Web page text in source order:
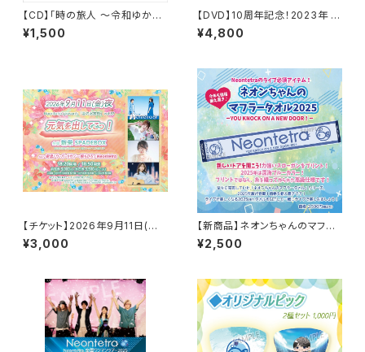
【CD】「時の旅人 ～令和ゆかり
の地・太宰府のうた～」
¥1,500
【DVD】10周年記念！2023年 東
京ワンマンLIVEDVD(11月5日in
渋谷GUIILTY）
¥4,800
【チケット】2026年9月11日(金)
＠名古屋SPADEBOX
¥3,000
【新商品】ネオンちゃんのマフラ
ータオル2025～YOU KNOCK
ON A NEW DOOR！～※8/10
¥2,500